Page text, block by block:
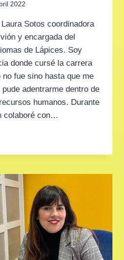
2022
Sotos coordinadora
y encargada del
de Lápices. Soy
donde cursé la carrera
fue sino hasta que me
adentrarme dentro de
humanos. Durante
colaboré con…